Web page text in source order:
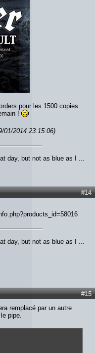
pour les 1500 copies
!
01/2014 23:15:06)
day, but not as blue as I ...
#14
day, but not as blue as I ...
#15
remplacé par un autre
pipe.